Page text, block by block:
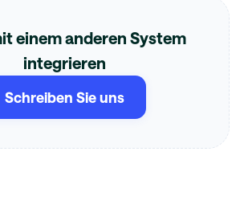
einem anderen System
integrieren
Schreiben Sie uns